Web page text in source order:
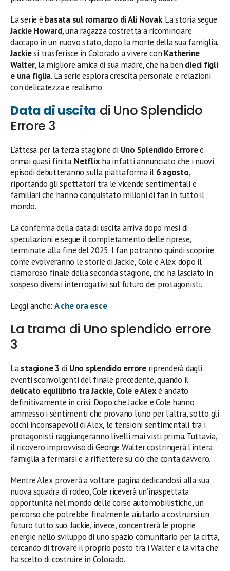
La serie è basata sul romanzo di Ali Novak. La storia segue
Jackie Howard, una ragazza costretta a ricominciare
daccapo in un nuovo stato, dopo la morte della sua famiglia.
Jackiesi trasferisce in Colorado a vivere con Katherine
Walter, la migliore amica di sua madre, che ha ben dieci figli
e una figlia. La serie esplora crescita personale e relazioni
con delicatezza e realismo.
Data di uscita di Uno Splendido
Errore 3
L’attesa per la terza stagione di Uno Splendido Erroreè
ormai quasi finita.Netflixha infatti annunciato che i nuovi
episodi debutteranno sulla piattaforma il 6 agosto,
riportando gli spettatori tra le vicende sentimentali e
familiari che hanno conquistato milioni di fan in tutto il
mondo.
La conferma della data di uscita arriva dopo mesi di
speculazioni e segue il completamento delle riprese,
terminate alla fine del 2025. I fan potranno quindi scoprire
come evolveranno le storie di Jackie, Cole e Alex dopo il
clamoroso finale della seconda stagione, che ha lasciato in
sospeso diversi interrogativi sul futuro dei protagonisti.
Leggi anche: A che ora esce
La trama di Uno splendido errore
3
Lastagione 3 di Uno splendido erroreriprenderà dagli
eventi sconvolgenti del finale precedente, quando il
delicato equilibrio tra Jackie, Cole e Alexè andato
definitivamente in crisi. Dopo che Jackie e Cole hanno
ammesso i sentimenti che provano l’uno per l’altra, sotto gli
occhi inconsapevoli di Alex, le tensioni sentimentali tra i
protagonisti raggiungeranno livelli mai visti prima. Tuttavia,
il ricovero improvviso di George Walter costringerà l’intera
famiglia a fermarsi e a riflettere su ciò che conta davvero.
Mentre Alex proverà a voltare pagina dedicandosi alla sua
nuova squadra di rodeo, Cole riceverà un’inaspettata
opportunità nel mondo delle corse automobilistiche, un
percorso che potrebbe finalmente aiutarlo a costruirsi un
futuro tutto suo. Jackie, invece, concentrerà le proprie
energie nello sviluppo di uno spazio comunitario per la città,
cercando di trovare il proprio posto tra i Walter e la vita che
ha scelto di costruire in Colorado.